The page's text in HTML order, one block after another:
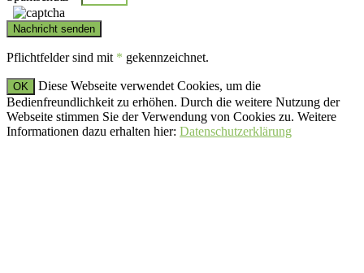
Pflichtfelder sind mit * gekennzeichnet.
OK
Diese Webseite verwendet Cookies, um die
Bedienfreundlichkeit zu erhöhen. Durch die weitere Nutzung der
Webseite stimmen Sie der Verwendung von Cookies zu. Weitere
Informationen dazu erhalten hier: Datenschutzerklärung